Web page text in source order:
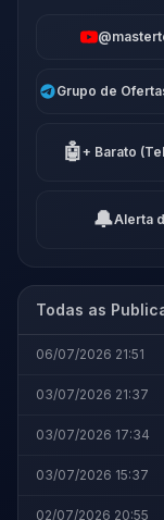
Grupo de
🤖+ Barato
🔔Alerta
Todas as
06/07/2026 21:51
03/07/2026 21:37
03/07/2026 17:34
03/07/2026 15:37
02/07/2026 20:55